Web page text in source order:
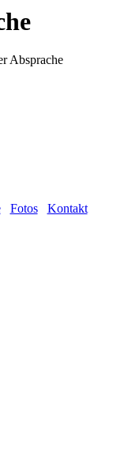
Absprache
Fotos Kontakt